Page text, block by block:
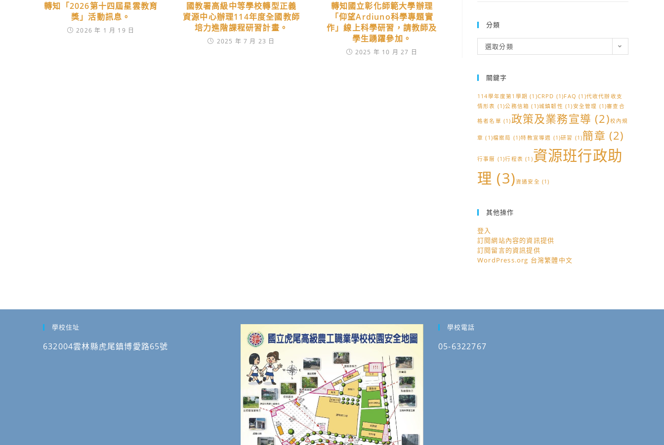
轉知「2026第十四屆星雲教育
獎」活動訊息。
2026 年 1 月 19 日
國教署高級中等學校轉型正義
資源中心辦理114年度全國教師
培力進階課程研習計畫。
2025 年 7 月 23 日
轉知國立彰化師範大學辦理
「仰望Ardiuno科學專題實
作」線上科學研習，請教師及
學生踴躍參加。
2025 年 10 月 27 日
分類
類
選取分類
關鍵字
114學年度第1學期 (1)CRPD (1)FAQ (1)代收代辦收支
情形表 (1)公務信箱 (1)城鎮韌性 (1)安全管理 (1)審查合
格者名單 (1)政策及業務宣導 (2)校內規
章 (1)檔案局 (1)特教宣導週 (1)研習 (1)簡章 (2)
行事曆 (1)行程表 (1)資源班行政助
理 (3)資通安全 (1)
其他操作
登入
訂閱網站內容的資訊提供
訂閱留言的資訊提供
WordPress.org 台灣繁體中文
學校住址
632004雲林縣虎尾鎮博愛路65號
學校電話
05-6322767